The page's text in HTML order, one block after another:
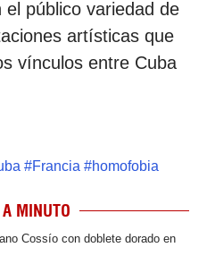
público variedad de
artísticas que
vínculos entre Cuba
#Francia #homofobia
MINUTO
Cossío con doblete dorado en